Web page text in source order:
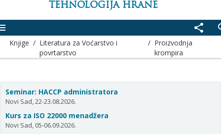
TEHNOLOGIJA HRANE
share
Knjige / Literatura za Voćarstvo i
povrtarstvo
/ Proizvodnja
krompira
Seminar: HACCP administratora
Novi Sad, 22-23.08.2026.
Kurs za ISO 22000 menadžera
Novi Sad, 05-06.09.2026.